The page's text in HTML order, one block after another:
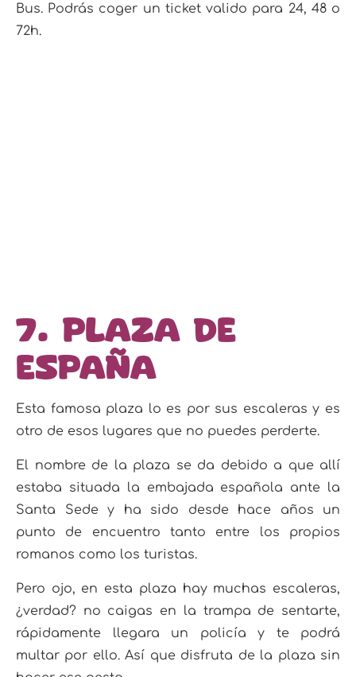
Bus. Podrás coger un ticket valido para 24, 48 o
72h.
7. Plaza de
España
Esta famosa plaza lo es por sus escaleras y es
otro de esos lugares que no puedes perderte.
El nombre de la plaza se da debido a que allí
estaba situada la embajada española ante la
Santa Sede y ha sido desde hace años un
punto de encuentro tanto entre los propios
romanos como los turistas.
Pero ojo, en esta plaza hay muchas escaleras,
¿verdad? no caigas en la trampa de sentarte,
rápidamente llegara un policía y te podrá
multar por ello. Así que disfruta de la plaza sin